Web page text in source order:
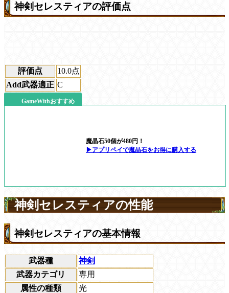
神剣セレスティアの評価点
評価点 10.0点
Add武器適正 C
GameWithおすすめ
魔晶石50個が480円！
▶アプリペイで魔晶石をお得に購入する
神剣セレスティアの性能
神剣セレスティアの基本情報
武器種
神剣
武器カテゴリ
専用
属性の種類
光